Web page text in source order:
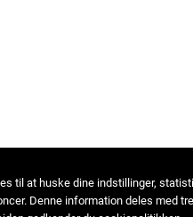
til at huske dine indstillinger,
Denne information deles med